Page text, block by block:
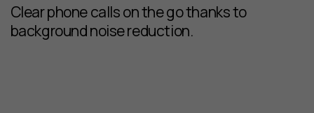
Clear phone calls on the go thanks to
background noise reduction.